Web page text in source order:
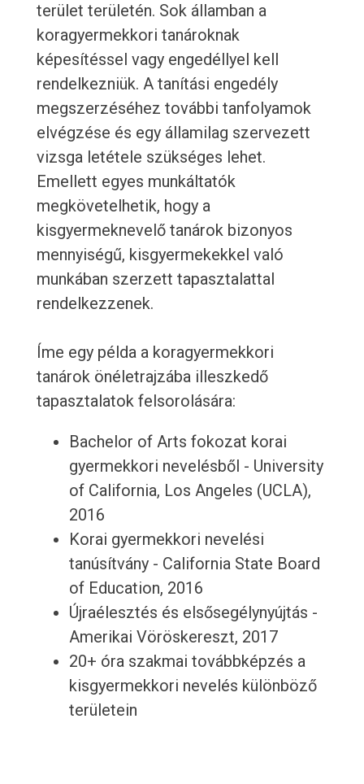
terület területén. Sok államban a
koragyermekkori tanároknak
képesítéssel vagy engedéllyel kell
rendelkezniük. A tanítási engedély
megszerzéséhez további tanfolyamok
elvégzése és egy államilag szervezett
vizsga letétele szükséges lehet.
Emellett egyes munkáltatók
megkövetelhetik, hogy a
kisgyermeknevelő tanárok bizonyos
mennyiségű, kisgyermekekkel való
munkában szerzett tapasztalattal
rendelkezzenek.
Íme egy példa a koragyermekkori
tanárok önéletrajzába illeszkedő
tapasztalatok felsorolására:
Bachelor of Arts fokozat korai
gyermekkori nevelésből - University
of California, Los Angeles (UCLA),
2016
Korai gyermekkori nevelési
tanúsítvány - California State Board
of Education, 2016
Újraélesztés és elsősegélynyújtás -
Amerikai Vöröskereszt, 2017
20+ óra szakmai továbbképzés a
kisgyermekkori nevelés különböző
területein